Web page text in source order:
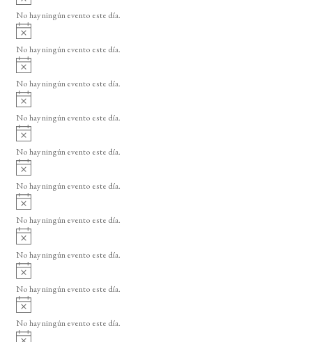
o
v
i
o
No hay ningún evento este día.
A
v
i
o
No hay ningún evento este día.
A
v
i
o
No hay ningún evento este día.
A
v
i
o
No hay ningún evento este día.
A
v
i
o
No hay ningún evento este día.
A
v
i
o
No hay ningún evento este día.
A
v
i
o
No hay ningún evento este día.
A
v
i
o
No hay ningún evento este día.
A
v
i
o
No hay ningún evento este día.
A
v
i
No hay ningún evento este día.
A